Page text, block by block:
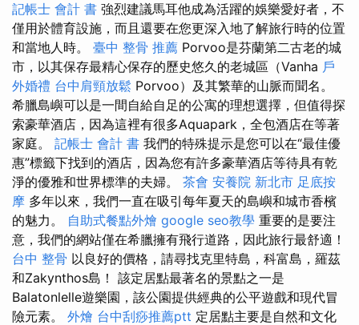
記帳士 會計 書 強烈建議馬耳他成為活躍的娛樂愛好者，不
僅用於體育設施，而且還要在您更深入地了解旅行時的位置
和當地人時。 臺中 整骨 推薦 Porvoo是芬蘭第二古老的城
市，以其保存最精心保存的歷史悠久的老城區（Vanha 戶
外婚禮 台中肩頸放鬆 Porvoo）及其繁華的山脈而聞名。
希臘島嶼可以是一間自給自足的公寓的理想選擇，但值得探
索豪華酒店，因為這裡有很多Aquapark，全包酒店在等著
家庭。 記帳士 會計 書 我們的特殊提示是您可以在“最佳優
惠”標籤下找到的酒店，因為您有許多豪華酒店等待具有乾
淨的優雅和世界標準的夫婦。 茶會 安養院 新北市 足底按
摩 多年以來，我們一直在吸引每年夏天的島嶼和城市香檳
的魅力。 自助式餐點外燴 google seo教學 重要的是要注
意，我們的網站僅在希臘擁有飛行道路，因此旅行最舒適！
台中 整骨 以良好的價格，請尋找克里特島，科富島，羅茲
和Zakynthos島！ 該定居點最著名的景點之一是
Balatonlelle遊樂園，該公園提供經典的公平遊戲和現代冒
險元素。 外燴 台中刮痧推薦ptt 定居點主要是自然和文化